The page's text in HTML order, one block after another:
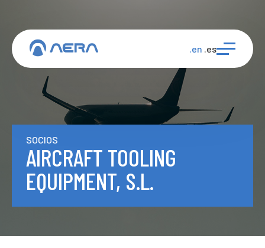
.en .es
SOCIOS
AIRCRAFT TOOLING
EQUIPMENT, S.L.